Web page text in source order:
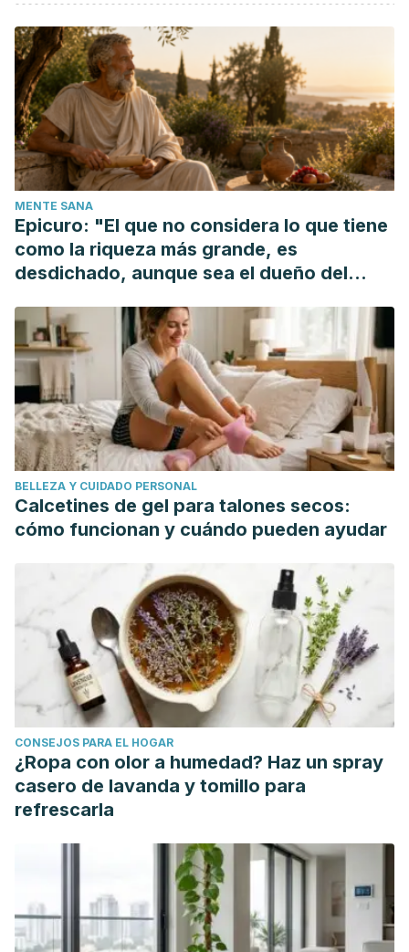
Academia Española de Dermatología y Venereología.
[Internet].Entrevista con Norberto López.
piel de las mujeres.
2017. Disponible
en: https://aedv.es/entrevista-con-norberto-lopez-
cuidados-de-la-piel-de-las-mujeres/
Fundación Piel Sana. [Internet]. ¿Tengo que usar hidratante
por la mañana y nutritiva por la noche?. 2016. Disponible
en: https://fundacionpielsana.es/piel-sana/tengo-que-usar-
hidratante-por-la-manana-y-nutritiva-por-la-noche
MedlinePlus. [Internet].
Vitamina E
. 2017. Disponible
en: https://medlineplus.gov/spanish/ency/article/002406.htm
Aguacate: ¿un superalimento? 2017. Disponible
en: https://www.ocu.org/alimentacion/alimentos/noticias/
virtudes-y-pegas#
MENTE SANA
Epicuro: "El que no considera lo que tiene
como la riqueza más grande, es
desdichado, aunque sea el dueño del
BELLEZA Y CUIDADO PERSONAL
Calcetines de gel para talones secos:
cómo funcionan y cuándo pueden ayudar
CONSEJOS PARA EL HOGAR
¿Ropa con olor a humedad? Haz un spray
casero de lavanda y tomillo para
refrescarla